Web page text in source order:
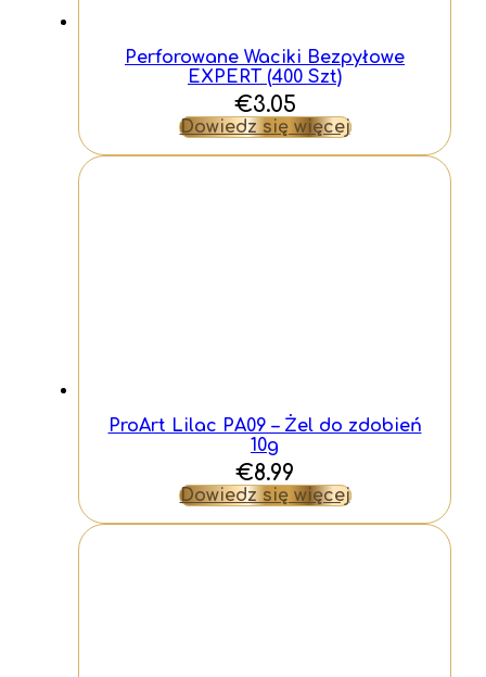
Perforowane Waciki Bezpyłowe
EXPERT (400 Szt)
€3.05
Dowiedz się więcej
ProArt Lilac PA09 – Żel do zdobień
10g
€8.99
Dowiedz się więcej